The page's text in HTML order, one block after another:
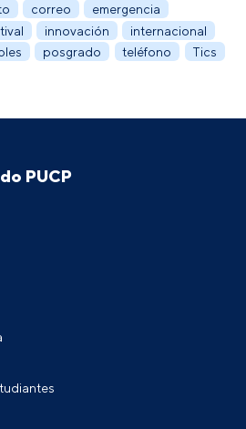
correo
emergencia
innovación
internacional
posgrado teléfono Tics
PUCP